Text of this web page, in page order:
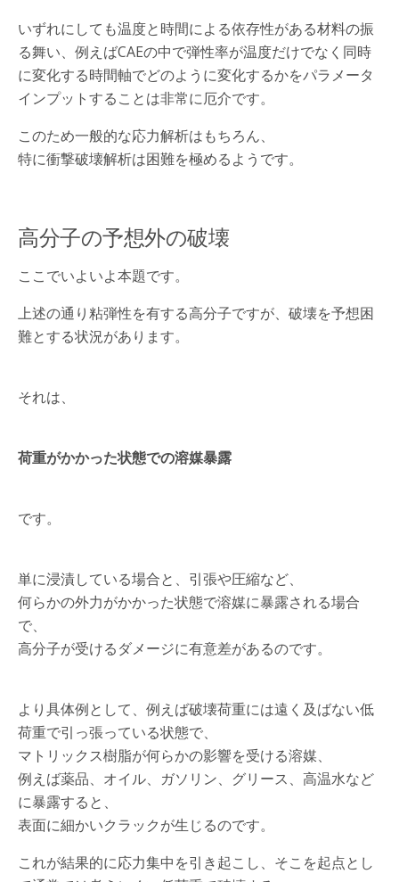
いずれにしても温度と時間による依存性がある材料の振
る舞い、例えばCAEの中で弾性率が温度だけでなく同時
に変化する時間軸でどのように変化するかをパラメータ
インプットすることは非常に厄介です。
このため一般的な応力解析はもちろん、
特に衝撃破壊解析は困難を極めるようです。
高分子の予想外の破壊
ここでいよいよ本題です。
上述の通り粘弾性を有する高分子ですが、破壊を予想困
難とする状況があります。
それは、
荷重がかかった状態での溶媒暴露
です。
単に浸漬している場合と、引張や圧縮など、
何らかの外力がかかった状態で溶媒に暴露される場合
で、
高分子が受けるダメージに有意差があるのです。
より具体例として、例えば破壊荷重には遠く及ばない低
荷重で引っ張っている状態で、
マトリックス樹脂が何らかの影響を受ける溶媒、
例えば薬品、オイル、ガソリン、グリース、高温水など
に暴露すると、
表面に細かいクラックが生じるのです。
これが結果的に応力集中を引き起こし、そこを起点とし